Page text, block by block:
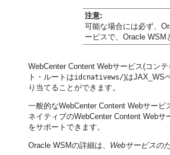
注意:
可能な場合には必ず、
ービスで、Oracle WSM
WebCenter Content Webサービス(コン
ト・ルートはidcnativews/)はJAX_WS
り当てることができます。
一般的なWebCenter Content Webサー
ネイティブのWebCenter Content Web
をサポートできます。
Oracle WSMの詳細は、 Webサービスの